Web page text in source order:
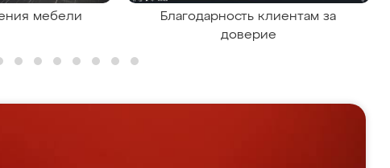
мебели
Благодарность клиентам за
доверие